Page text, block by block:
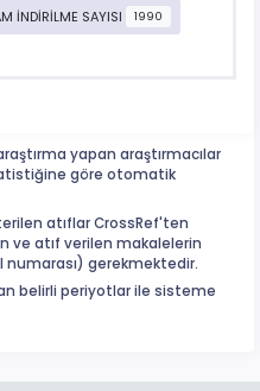
İNDİRİLME SAYISI 1990
yapan araştırmacılar
göre otomatik
atıflar CrossRef'ten
ve atıf verilen makalelerin
numarası) gerekmektedir.
belirli periyotlar ile sisteme